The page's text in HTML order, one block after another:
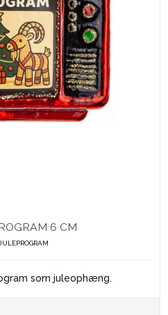
6 CM
som juleophæng.